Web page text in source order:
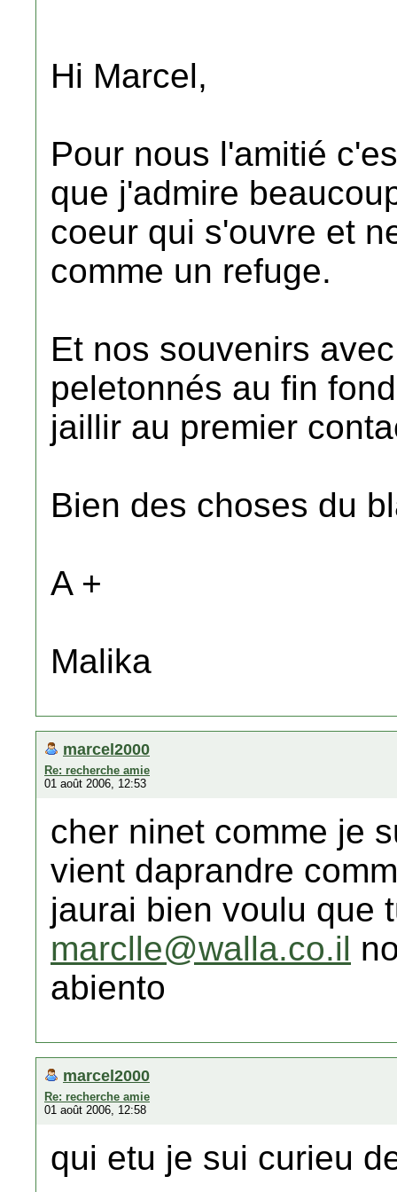
Hi Marcel,
Pour nous l'amitié
que j'admire
coeur qui s'ouvre et
comme un refuge.
Et nos souvenirs
peletonnés au fin
jaillir au premier
Bien des choses du
A +
Malika
marcel2000
Re: recherche amie
01 août 2006, 12:53
cher ninet comme je
vient daprandre
jaurai bien voulu que
marclle@walla.co.il
abiento
marcel2000
Re: recherche amie
01 août 2006, 12:58
qui etu je sui curieu